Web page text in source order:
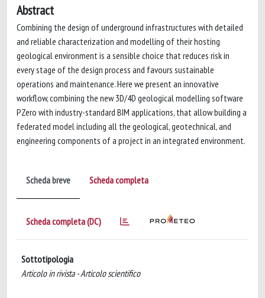
Abstract
Combining the design of underground infrastructures with detailed
and reliable characterization and modelling of their hosting
geological environment is a sensible choice that reduces risk in
every stage of the design process and favours sustainable
operations and maintenance. Here we present an innovative
workflow, combining the new 3D/4D geological modelling software
PZero with industry-standard BIM applications, that allow building a
federated model including all the geological, geotechnical, and
engineering components of a project in an integrated environment.
Scheda breve Scheda completa
Scheda completa (DC)
Sottotipologia
Articolo in rivista - Articolo scientifico